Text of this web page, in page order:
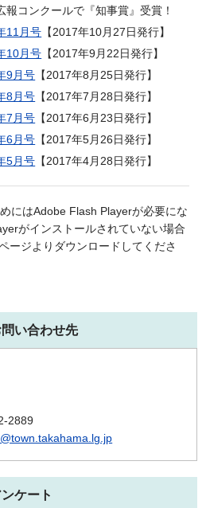
コンクールで『知事賞』受賞！
11月号 【2017年10月27日発行】
10月号 【2017年9月22日発行】
9月号 【2017年8月25日発行】
8月号 【2017年7月28日発行】
7月号 【2017年6月23日発行】
6月号 【2017年5月26日発行】
5月号 【2017年4月28日発行】
にはAdobe Flash Playerが必要にな
がインストールされていない場合
ージよりダウンロードしてくださ
い合わせ先
2889
ケート